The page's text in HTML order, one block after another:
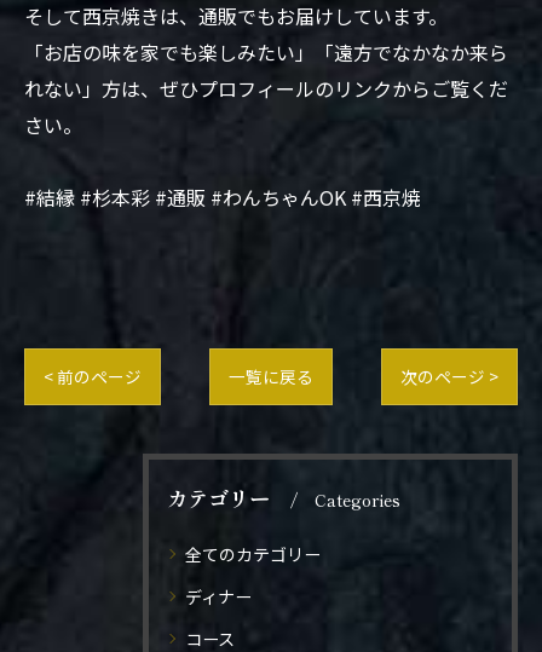
そして西京焼きは、通販でもお届けしています。
「お店の味を家でも楽しみたい」「遠方でなかなか来ら
れない」方は、ぜひプロフィールのリンクからご覧くだ
さい。
#結縁 #杉本彩 #通販 #わんちゃんOK #西京焼
< 前のページ 一覧に戻る 次のページ >
カテゴリー Categories
全てのカテゴリー
ディナー
コース